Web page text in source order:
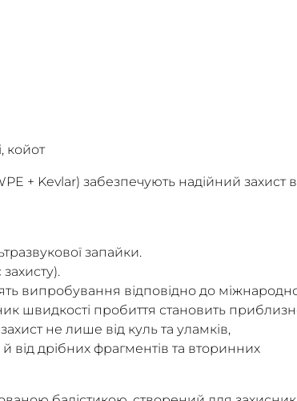
койот
+ Kevlar) забезпечують надійний захист
запайки.
випробування відповідно до
швидкості пробиття становить
не лише від куль та уламків,
від дрібних фрагментів та вторинних